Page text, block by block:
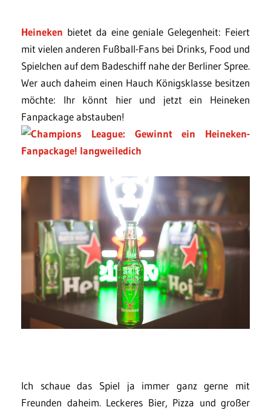
Heineken bietet da eine geniale Gelegenheit: Feiert
mit vielen anderen Fußball-Fans bei Drinks, Food und
Spielchen auf dem Badeschiff nahe der Berliner Spree.
Wer auch daheim einen Hauch Königsklasse besitzen
möchte: Ihr könnt hier und jetzt ein Heineken
Fanpackage abstauben!
Ich schaue das Spiel ja immer ganz gerne mit
Freunden daheim. Leckeres Bier, Pizza und großer